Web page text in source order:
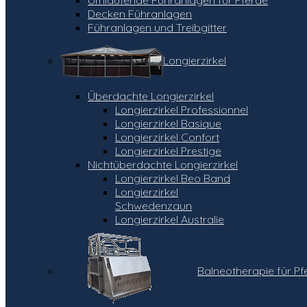
Decken Führanlagen
Führanlagen und Treibgitter
Longierzirkel
Überdachte Longierzirkel
Longierzirkel Professionnel
Longierzirkel Basique
Longierzirkel Confort
Longierzirkel Prestige
Nichtüberdachte Longierzirkel
Longierzirkel Beo Band
Longierzirkel
Schwedenzaun
Longierzirkel Australie
Balneotherapie für